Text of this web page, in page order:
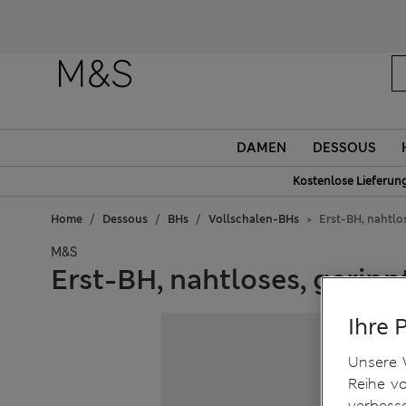
DAMEN DESSOUS
Kostenlose
Home Dessous BHs Vollschalen-BHs Erst-BH,
M&S
Erst-BH, nahtloses,
Ihre
Unsere
Reihe